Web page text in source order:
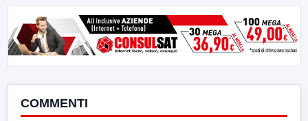
COMMENTI